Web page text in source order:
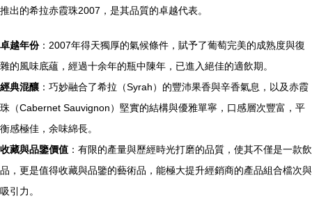
推出的希拉赤霞珠2007，是其品質的卓越代表。
卓越年份：2007年得天獨厚的氣候條件，賦予了葡萄完美的成熟度與復
雜的風味底蘊，經過十余年的瓶中陳年，已進入絕佳的適飲期。
經典混釀 ：巧妙融合了希拉（Syrah）的豐沛果香與辛香氣息，以及赤霞
珠（Cabernet Sauvignon）堅實的結構與優雅單寧，口感層次豐富，平
衡感極佳，余味綿長。
收藏與品鑒價值 ：有限的產量與歷經時光打磨的品質，使其不僅是一款飲
品，更是值得收藏與品鑒的藝術品，能極大提升經銷商的產品組合檔次與
吸引力。